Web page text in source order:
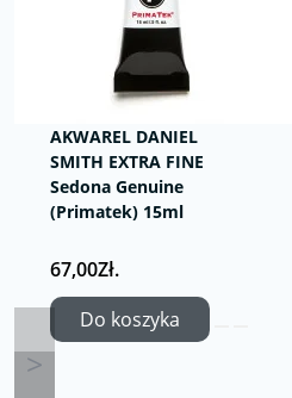
AKWAREL DANIEL
SMITH EXTRA FINE
Sedona Genuine
(Primatek) 15ml
67,00Zł.
Do koszyka